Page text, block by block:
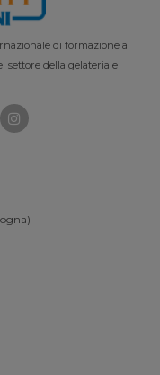
di formazione al
settore della gelateria e